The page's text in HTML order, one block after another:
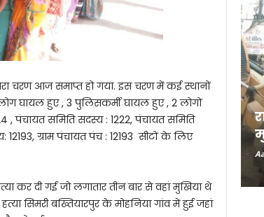
चरण आज समाप्त हो गया. इस चरण में कई स्थानों
घायल हुए , 3 पुलिसकर्मी घायल हुए , 2 लोगों
पंचायत समिति सदस्य : 1222, पंचायत समिति
12193, ग्राम पंचायत पंच : 12193 सीटों के लिए
कर दी गई जो लगातार तीन बार से वहां मुखिया थे
सिमरी बख्तियारपुर के मोहनिया गांव में हुई जहां